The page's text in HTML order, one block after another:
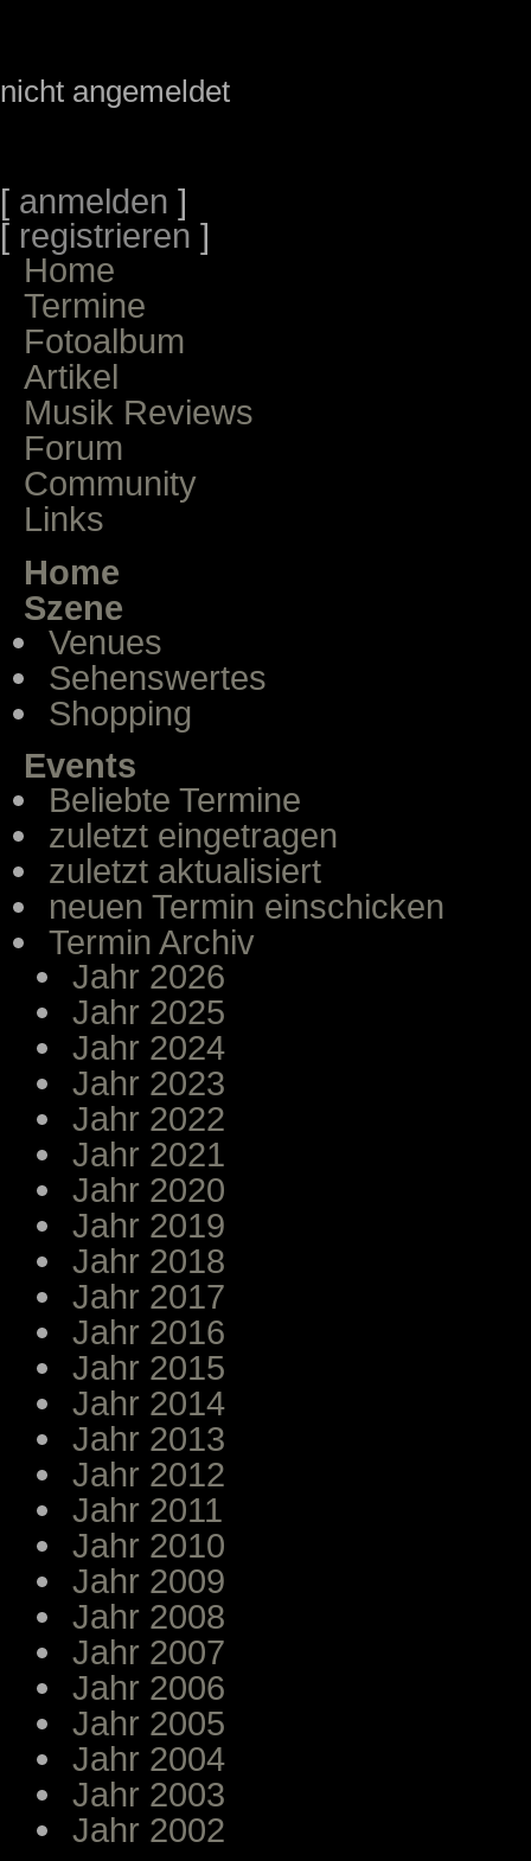
nicht angemeldet
[ anmelden ]
[ registrieren ]
Home
Termine
Fotoalbum
Artikel
Musik Reviews
Forum
Community
Links
Home
Szene
Venues
Sehenswertes
Shopping
Events
Beliebte Termine
zuletzt eingetragen
zuletzt aktualisiert
neuen Termin einschicken
Termin Archiv
Jahr 2026
Jahr 2025
Jahr 2024
Jahr 2023
Jahr 2022
Jahr 2021
Jahr 2020
Jahr 2019
Jahr 2018
Jahr 2017
Jahr 2016
Jahr 2015
Jahr 2014
Jahr 2013
Jahr 2012
Jahr 2011
Jahr 2010
Jahr 2009
Jahr 2008
Jahr 2007
Jahr 2006
Jahr 2005
Jahr 2004
Jahr 2003
Jahr 2002